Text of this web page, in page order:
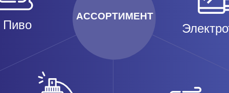
АССОРТИМЕНТ
Пиво